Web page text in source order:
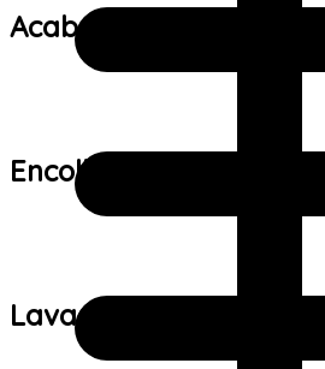
Acabamento:
Encolhimento:
Lavagem: